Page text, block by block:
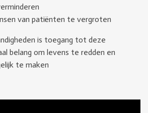
van patiënten te vergroten
is toegang tot deze
belang om levens te redden en
te maken